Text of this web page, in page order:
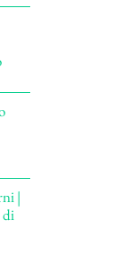
|
di